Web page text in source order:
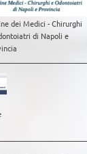
dei Medici - Chirurghi
di Napoli e